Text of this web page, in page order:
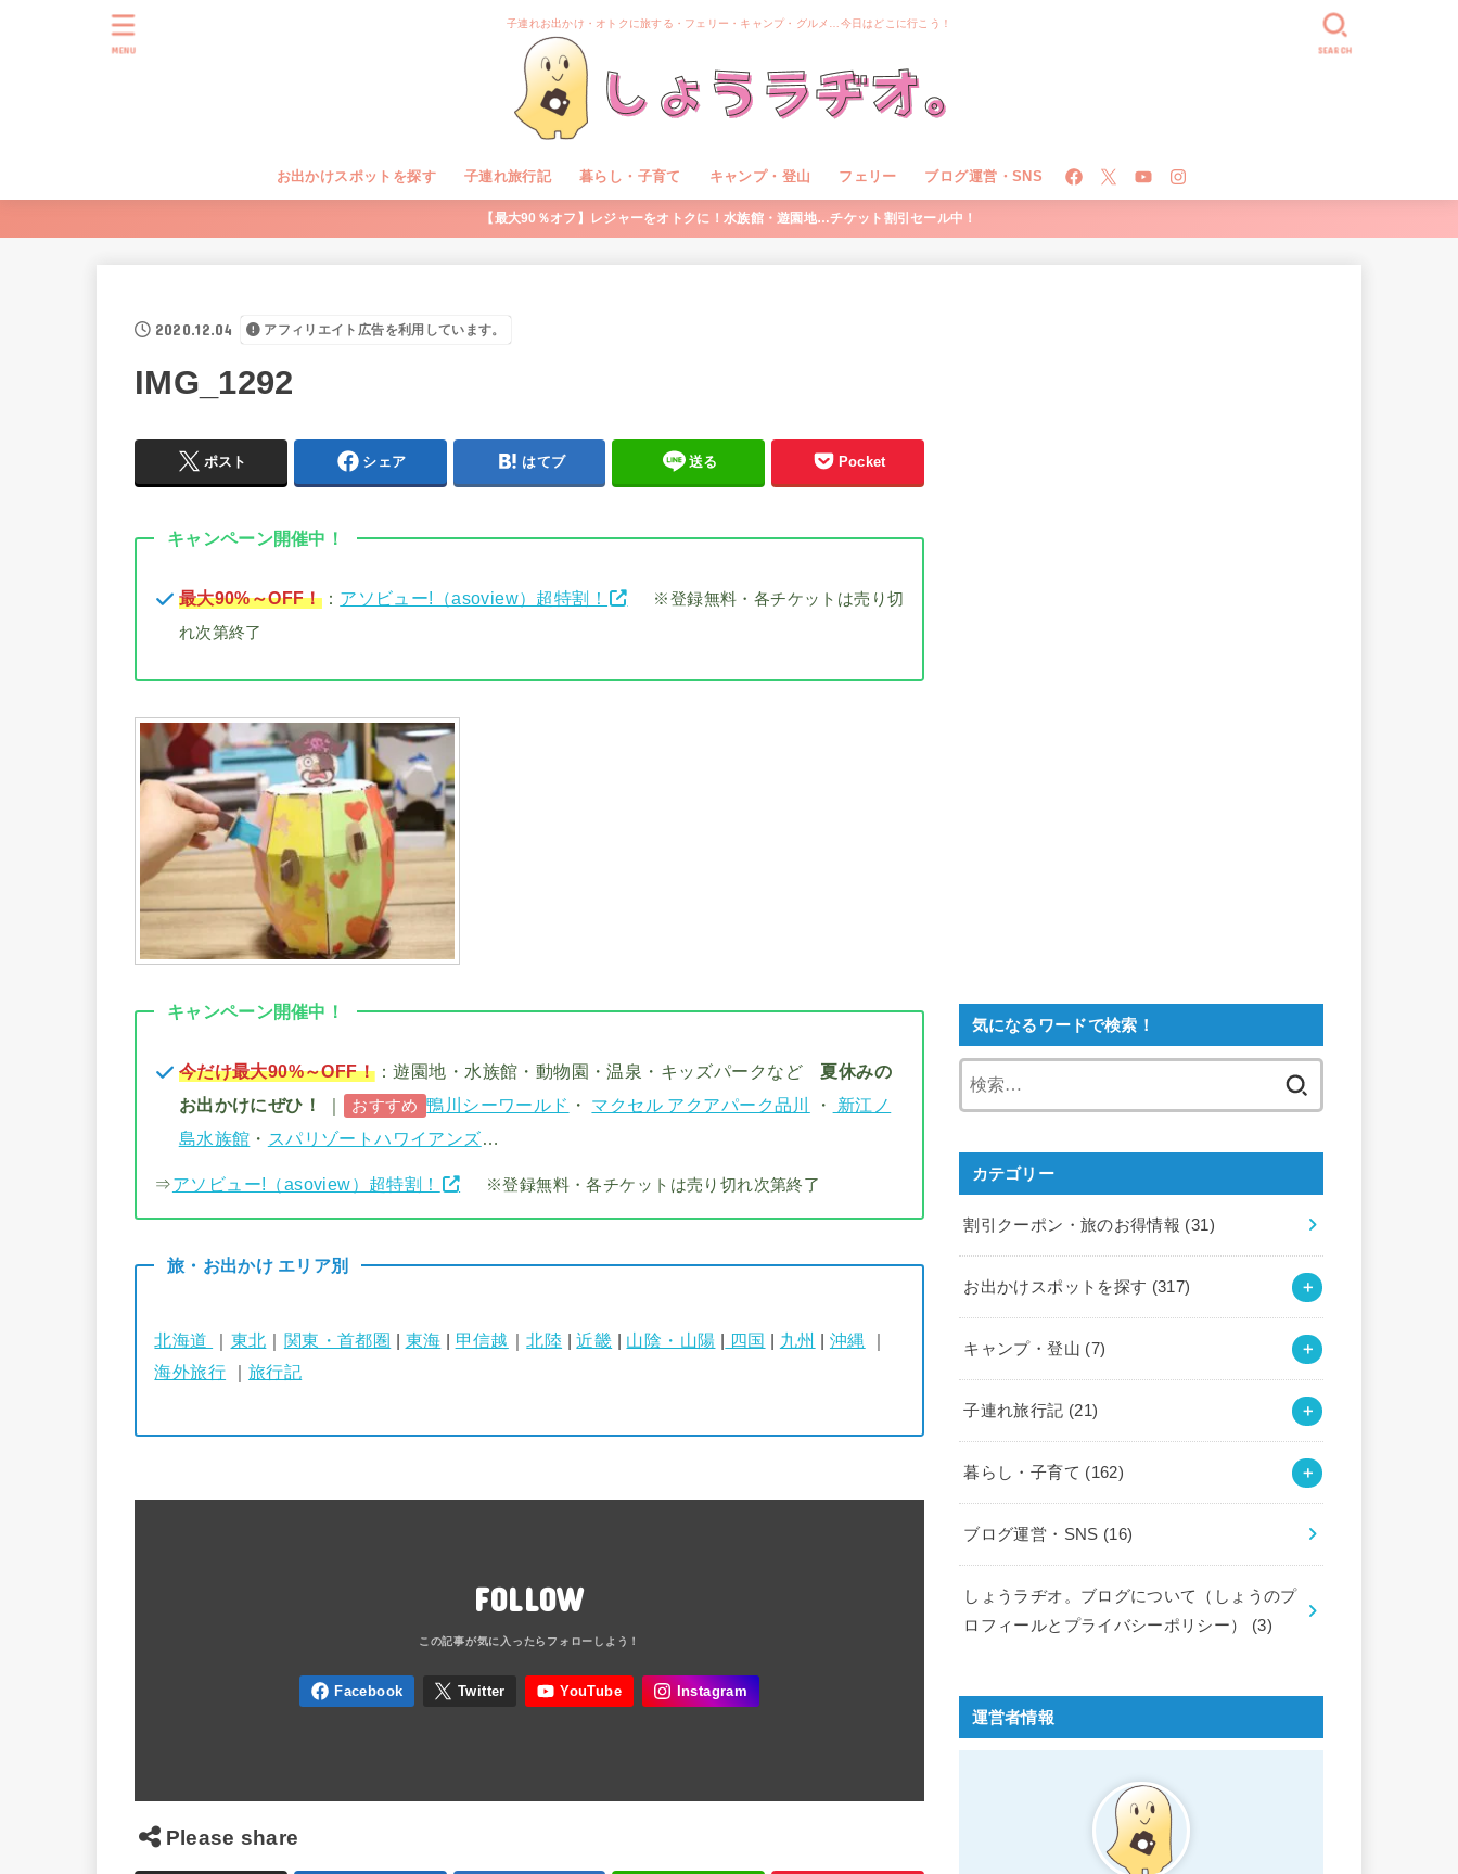
子連れお出かけ・オトクに旅する・フェリー・キャンプ・グルメ…今日はどこに行こう！
お出かけスポットを探す 子連れ旅行記 暮らし・子育て キャンプ・登山 フェリー ブログ運営・SNS
SEARCH
MENU
【最大90％オフ】レジャーをオトクに！水族館・遊園地…チケット割引セール中！
2020.12.04 アフィリエイト広告を利用しています。
IMG_1292
ポスト シェア はてブ 送る Pocket
キャンペーン開催中！
最大90%～OFF！： アソビュー!（asoview）超特割！
※登録無料・各チケットは売り切
れ次第終了
キャンペーン開催中！
今だけ最大90%～OFF！ ：遊園地・水族館・動物園・温泉・キッズパークなど夏休みの
お出かけにぜひ！
｜ おすすめ 鴨川シーワールド ・ マクセル アクアパーク品川 ・
新江ノ
島水族館 ・ スパリゾートハワイアンズ…
⇒アソビュー!（asoview）超特割！ ※登録無料・各チケットは売り切れ次第終了
旅・お出かけ エリア別
北海道 ｜ 東北 ｜ 関東・首都圏 | 東海 | 甲信越 ｜北陸 |近畿 | 山陰・山陽 | 四国 | 九州 | 沖縄 ｜
海外旅行 ｜ 旅行記
FOLLOW
Please share
気になるワードで検索！
カテゴリー
割引クーポン・旅のお得情報 (31)
お出かけスポットを探す (317)
キャンプ・登山 (7)
子連れ旅行記 (21)
暮らし・子育て (162)
ブログ運営・SNS (16)
しょうラヂオ。ブログについて（しょうのプ
ロフィールとプライバシーポリシー） (3)
運営者情報